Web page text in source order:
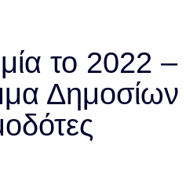
το 2022 –
Δημοσίων